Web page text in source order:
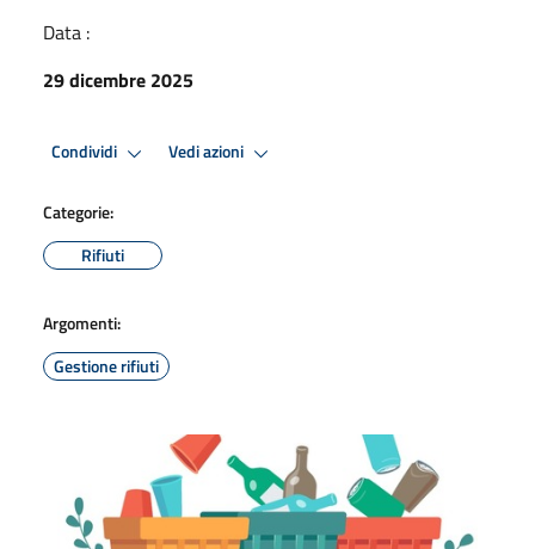
Data :
29 dicembre 2025
Condividi Vedi azioni
Categorie:
Rifiuti
Argomenti:
Gestione rifiuti